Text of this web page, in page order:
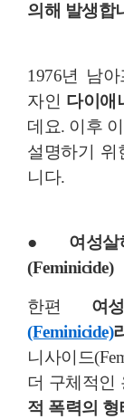
의해 발생합
1976년 남
자인 다이애
데요. 이후
설명하기 위
니다.
● 여성살
(Feminicide)
한편 여
(Feminicide)
니사이드
더 구체적인
적 폭력의 형